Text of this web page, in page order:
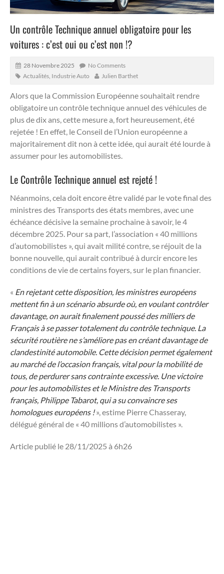
Un contrôle Technique annuel obligatoire pour les
voitures : c’est oui ou c’est non !?
28 Novembre 2025
No Comments
Actualités Industrie Auto Julien Barthet
Alors que la Commission Européenne souhaitait rendre
obligatoire un contrôle technique annuel des véhicules de
plus de dix ans, cette mesure a, fort heureusement, été
rejetée ! En effet, le Conseil de l’Union européenne a
majoritairement dit non à cette idée, qui aurait été lourde à
assumer pour les automobilistes.
Le Contrôle Technique annuel est rejeté !
Néanmoins, cela doit encore être validé par le vote final des
ministres des Transports des états membres, avec une
échéance décisive la semaine prochaine à savoir, le 4
décembre 2025. Pour sa part, l’association « 40 millions
d’automobilistes », qui avait milité contre, se réjouit de la
bonne nouvelle, qui aurait contribué à durcir encore les
conditions de vie de certains foyers, sur le plan financier.
« En rejetant cette disposition, les ministres européens
mettent fin à un scénario absurde où, en voulant contrôler
davantage, on aurait finalement poussé des milliers de
Français à se passer totalement du contrôle technique. La
sécurité routière ne s’améliore pas en créant davantage de
clandestinité automobile. Cette décision permet également
au marché de l’occasion français, vital pour la mobilité de
tous, de perdurer sans contrainte excessive. Une victoire
pour les automobilistes et le Ministre des Transports
français, Philippe Tabarot, qui a su convaincre ses
homologues européens !», estime Pierre Chasseray,
délégué général de « 40 millions d’automobilistes ».
Article publié le 28/11/2025 à 6h26